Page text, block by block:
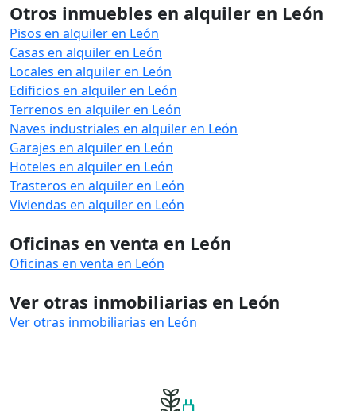
Otros inmuebles en alquiler en León
Pisos en alquiler en León
Casas en alquiler en León
Locales en alquiler en León
Edificios en alquiler en León
Terrenos en alquiler en León
Naves industriales en alquiler en León
Garajes en alquiler en León
Hoteles en alquiler en León
Trasteros en alquiler en León
Viviendas en alquiler en León
Oficinas en venta en León
Oficinas en venta en León
Ver otras inmobiliarias en León
Ver otras inmobiliarias en León